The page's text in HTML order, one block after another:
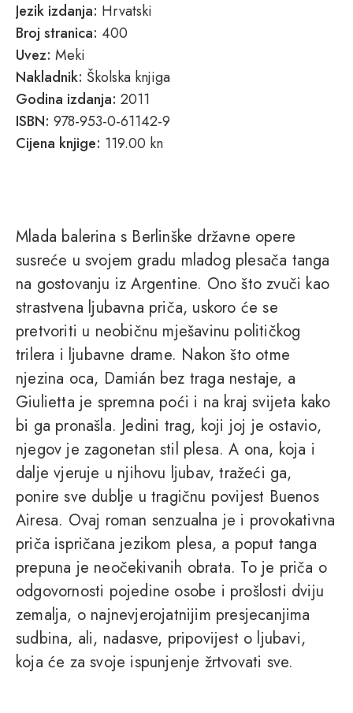
Jezik izdanja: Hrvatski
Broj stranica: 400
Uvez: Meki
Nakladnik: Školska knjiga
Godina izdanja: 2011
ISBN: 978-953-0-61142-9
Cijena knjige: 119.00 kn
Mlada balerina s Berlinške državne opere
susreće u svojem gradu mladog plesača tanga
na gostovanju iz Argentine. Ono što zvuči kao
strastvena ljubavna priča, uskoro će se
pretvoriti u neobičnu mješavinu političkog
trilera i ljubavne drame. Nakon što otme
njezina oca, Damián bez traga nestaje, a
Giulietta je spremna poći i na kraj svijeta kako
bi ga pronašla. Jedini trag, koji joj je ostavio,
njegov je zagonetan stil plesa. A ona, koja i
dalje vjeruje u njihovu ljubav, tražeći ga,
ponire sve dublje u tragičnu povijest Buenos
Airesa. Ovaj roman senzualna je i provokativna
priča ispričana jezikom plesa, a poput tanga
prepuna je neočekivanih obrata. To je priča o
odgovornosti pojedine osobe i prošlosti dviju
zemalja, o najnevjerojatnijim presjecanjima
sudbina, ali, nadasve, pripovijest o ljubavi,
koja će za svoje ispunjenje žrtvovati sve.